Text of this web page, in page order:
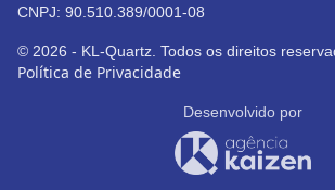
CNPJ: 90.510.389/0001-08
© 2026 - KL-Quartz. Todos os direitos
Política de Privacidade
Desenvolvido por